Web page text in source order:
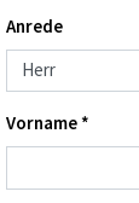
Anrede
Vorname *